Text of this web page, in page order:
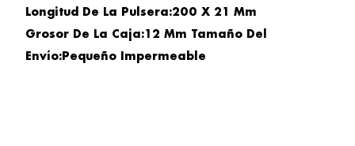
Longitud De La Pulsera:200 X 21 Mm
Grosor De La Caja:12 Mm Tamaño Del
Envío:Pequeño Impermeable